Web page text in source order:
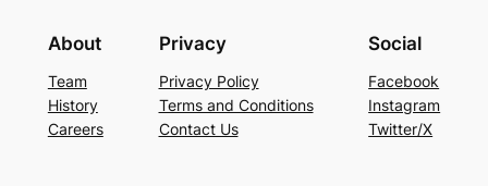
About
Team
History
Careers
Privacy
Privacy Policy
Terms and Conditions
Contact Us
Social
Facebook
Instagram
Twitter/X